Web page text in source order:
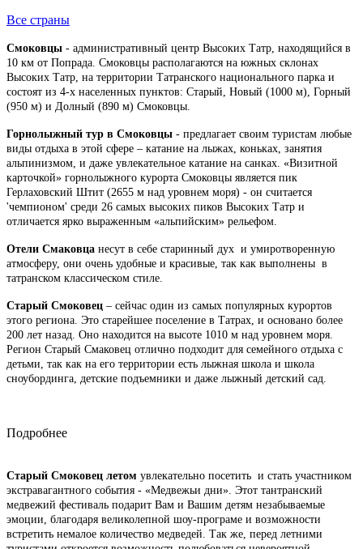
Все страны
Смоковцы - административный центр Высоких Татр, находящийся в
10 км от Попрада. Смоковцы располагаются на южных склонах
Высоких Татр, на территории Татранского национального парка и
состоят из 4-х населенных пунктов: Старый, Новый (1000 м), Горный
(950 м) и Долный (890 м) Смоковцы.
Горнолыжный тур в Смоковцы - предлагает своим туристам любые
виды отдыха в этой сфере – катание на лыжах, коньках, занятия
альпинизмом, и даже увлекательное катание на санках. «Визитной
карточкой» горнолыжного курорта Смоковцы является пик
Герлаховский Штит (2655 м над уровнем моря) - он считается
'чемпионом' среди 26 самых высоких пиков Высоких Татр и
отличается ярко выраженным «альпийским» рельефом.
Отели Смаковца несут в себе старинный дух и умиротворенную
атмосферу, они очень удобные и красивые, так как выполнены в
татранском классическом стиле.
Старый Смоковец – сейчас один из самых популярных курортов
этого региона. Это старейшее поселение в Татрах, и основано более
200 лет назад. Оно находится на высоте 1010 м над уровнем моря.
Регион Старый Смаковец отлично подходит для семейного отдыха с
детьми, так как на его территории есть лыжная школа и школа
сноубординга, детские подъемники и даже лыжный детский сад.
Подробнее
Старый Смоковец летом увлекательно посетить и стать участником
экстравагантного события - «Медвежьи дни». Этот тантранский
медвежий фестиваль подарит Вам и Вашим детям незабываемые
эмоции, благодаря великолепной шоу-програме и возможности
встретить немалое количество медведей. Так же, перед летними